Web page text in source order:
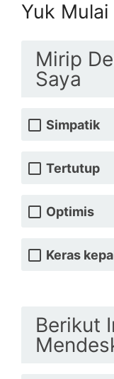
Yuk Mulai
Mirip
Saya
Simpatik
Tertutup
Optimis
Keras
Berikut